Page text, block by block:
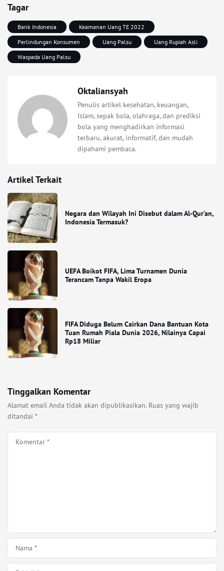
Tagar
Bank Indonesia
Keamanan Uang TE 2022
Perlindungan Konsumen
Uang Palsu
Uang Rupiah Asli
Waspada Uang Palsu
Oktaliansyah
Penulis artikel kesehatan, keuangan,
Islam, sepak bola, olahraga, dan prediksi
bola yang menghadirkan informasi
terbaru, akurat, informatif, dan mudah
dipahami pembaca.
Artikel Terkait
Negara dan Wilayah Ini Disebut dalam Al-Qur’an,
Indonesia Termasuk?
UEFA Boikot FIFA, Lima Turnamen Dunia
Terancam Tanpa Wakil Eropa
FIFA Diduga Belum Cairkan Dana Bantuan Kota
Tuan Rumah Piala Dunia 2026, Nilainya Capai
Rp18 Miliar
Tinggalkan Komentar
Alamat email Anda tidak akan dipublikasikan. Ruas yang wajib
ditandai *